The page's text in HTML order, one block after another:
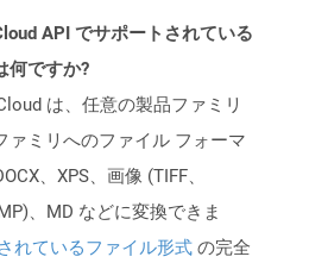
API でサポートされている
何ですか?
は、任意の製品ファミリ
ァミリへのファイル フォーマ
、XPS、画像 (TIFF、
、MD などに変換できま
れているファイル形式 の完全